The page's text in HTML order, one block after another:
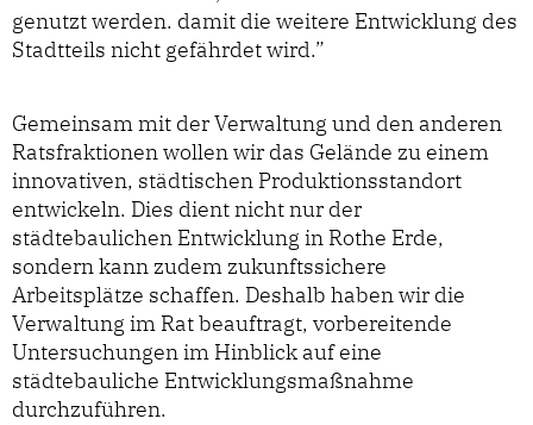
genutzt werden. damit die weitere Entwicklung des
Stadtteils nicht gefährdet wird.”
Gemeinsam mit der Verwaltung und den anderen
Ratsfraktionen wollen wir das Gelände zu einem
innovativen, städtischen Produktionsstandort
entwickeln. Dies dient nicht nur der
städtebaulichen Entwicklung in Rothe Erde,
sondern kann zudem zukunftssichere
Arbeitsplätze schaffen. Deshalb haben wir die
Verwaltung im Rat beauftragt, vorbereitende
Untersuchungen im Hinblick auf eine
städtebauliche Entwicklungsmaßnahme
durchzuführen.